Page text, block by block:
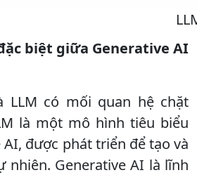
biệt giữa Generative AI
LLM có mối quan hệ chặt
là một mô hình tiêu biểu
được phát triển để tạo và
nhiên. Generative AI là lĩnh